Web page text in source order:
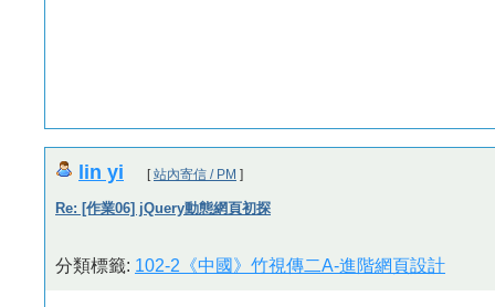
lin yi [站內寄信 / PM ]
Re: [作業06] jQuery動態網頁初探
分類標籤: 102-2《中國》竹視傳二A-進階網頁設計